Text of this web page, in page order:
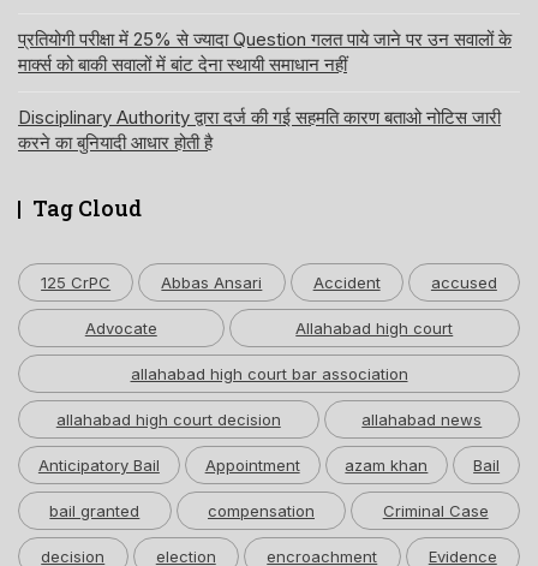
प्रतियोगी परीक्षा में 25% से ज्यादा Question गलत पाये जाने पर उन सवालों के
मार्क्स को बाकी सवालों में बांट देना स्थायी समाधान नहीं
Disciplinary Authority द्वारा दर्ज की गई सहमति कारण बताओ नोटिस जारी
करने का बुनियादी आधार होती है
Tag Cloud
125 CrPC Abbas Ansari Accident accused
Advocate Allahabad high court
allahabad high court bar association
allahabad high court decision allahabad news
Anticipatory Bail Appointment azam khan Bail
bail granted compensation Criminal Case
decision election encroachment Evidence